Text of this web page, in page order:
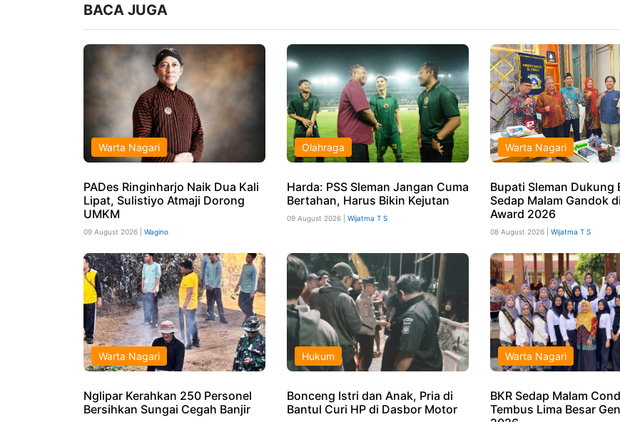
BACA JUGA
Warta Nagari
PADes Ringinharjo Naik Dua Kali
Lipat, Sulistiyo Atmaji Dorong
UMKM
09 August 2026 | Wagino
Olahraga
Harda: PSS Sleman Jangan Cuma
Bertahan, Harus Bikin Kejutan
09 August 2026 | Wijatma T S
Warta Nagari
Bupati Sleman Dukung
Sedap Malam Gandok
Award 2026
08 August 2026 | Wijatma T S
Warta Nagari
Nglipar Kerahkan 250 Personel
Bersihkan Sungai Cegah Banjir
Hukum
Bonceng Istri dan Anak, Pria di
Bantul Curi HP di Dasbor Motor
Warta Nagari
BKR Sedap Malam
Tembus Lima Besar